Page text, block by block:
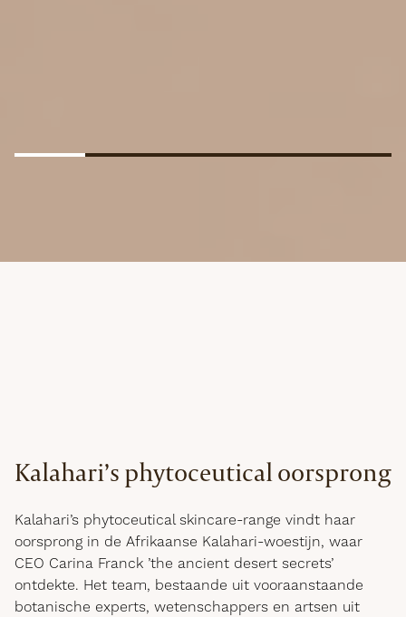
Kalahari’s phytoceutical oorsprong
Kalahari’s phytoceutical skincare-range vindt haar
oorsprong in de Afrikaanse Kalahari-woestijn, waar
CEO Carina Franck ’the ancient desert secrets’
ontdekte. Het team, bestaande uit vooraanstaande
botanische experts, wetenschappers en artsen uit